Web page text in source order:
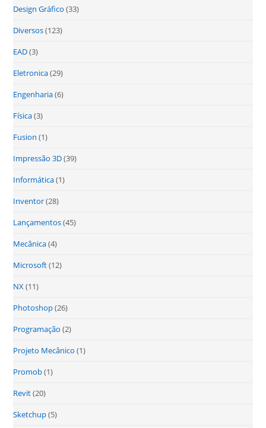
Design Gráfico (33)
Diversos(123)
EAD(3)
Eletronica(29)
Engenharia(6)
Física(3)
Fusion (1)
Impressão 3D(39)
Informática(1)
Inventor(28)
Lançamentos(45)
Mecânica(4)
Microsoft(12)
NX(11)
Photoshop(26)
Programação (2)
Projeto Mecânico (1)
Promob(1)
Revit(20)
Sketchup(5)